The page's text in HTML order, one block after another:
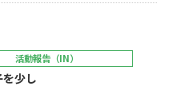
活動報告（IN）
少し